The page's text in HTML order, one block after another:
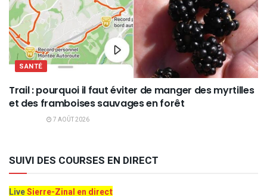
SANTÉ
Trail : pourquoi il faut éviter de manger des myrtilles
et des framboises sauvages en forêt
7 AOÛT 2026
SUIVI DES COURSES EN DIRECT
LiveSierre-Zinal en direct